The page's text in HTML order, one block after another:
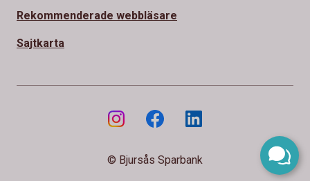
Rekommenderade webbläsare
Sajtkarta
© Bjursås Sparbank